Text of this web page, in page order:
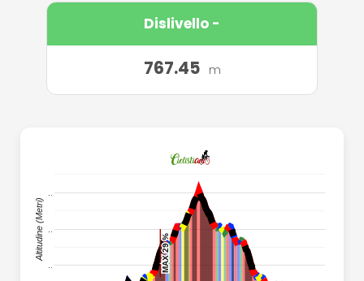
Dislivello -
767.45 m
.. MAX 29 %
MAX 29 %
MAX 29 %
MAX 29 %
Altitudine (Metri)